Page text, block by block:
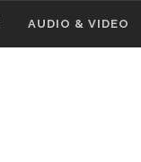
AUDIO & VIDEO